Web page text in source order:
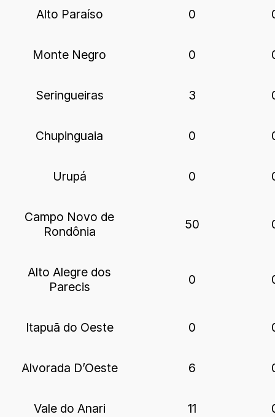
Alto Paraíso 0
Monte Negro 0
Seringueiras 3
Chupinguaia 0
Urupá 0
Campo Novo de
Rondônia
50
Alto Alegre dos
Parecis
0
Itapuã do Oeste 0
Alvorada D’Oeste 6
Vale do Anari 11